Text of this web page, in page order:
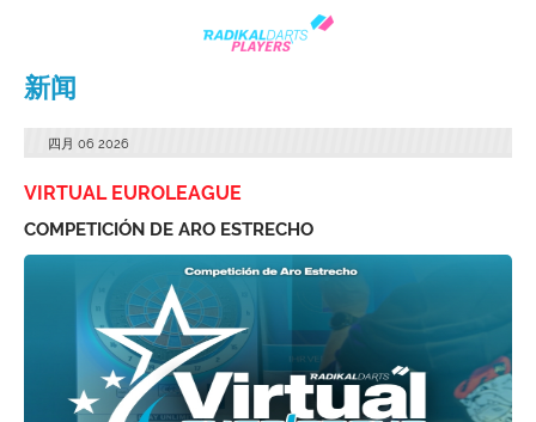
新闻
四月 06 2026
VIRTUAL EUROLEAGUE
COMPETICIÓN DE ARO ESTRECHO